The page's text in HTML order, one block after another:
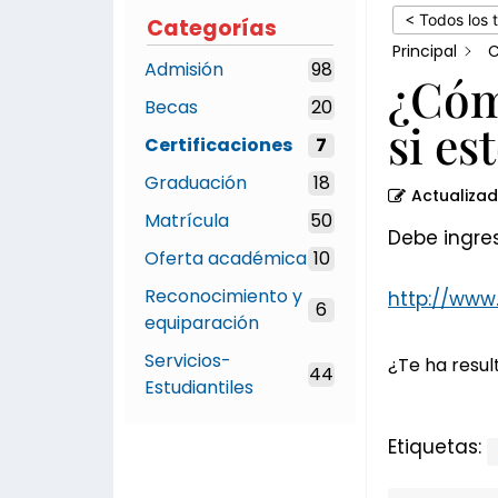
extranjero?
Categorías
Admisión
98
Becas
20
Certificaciones
7
Graduación
18
Matrícula
50
Oferta académica 10
Reconocimiento y
equiparación
6
Servicios-
Estudiantiles
44
< Todos los
Principal
si
Debe
http://
¿Te ha
Etiquetas: